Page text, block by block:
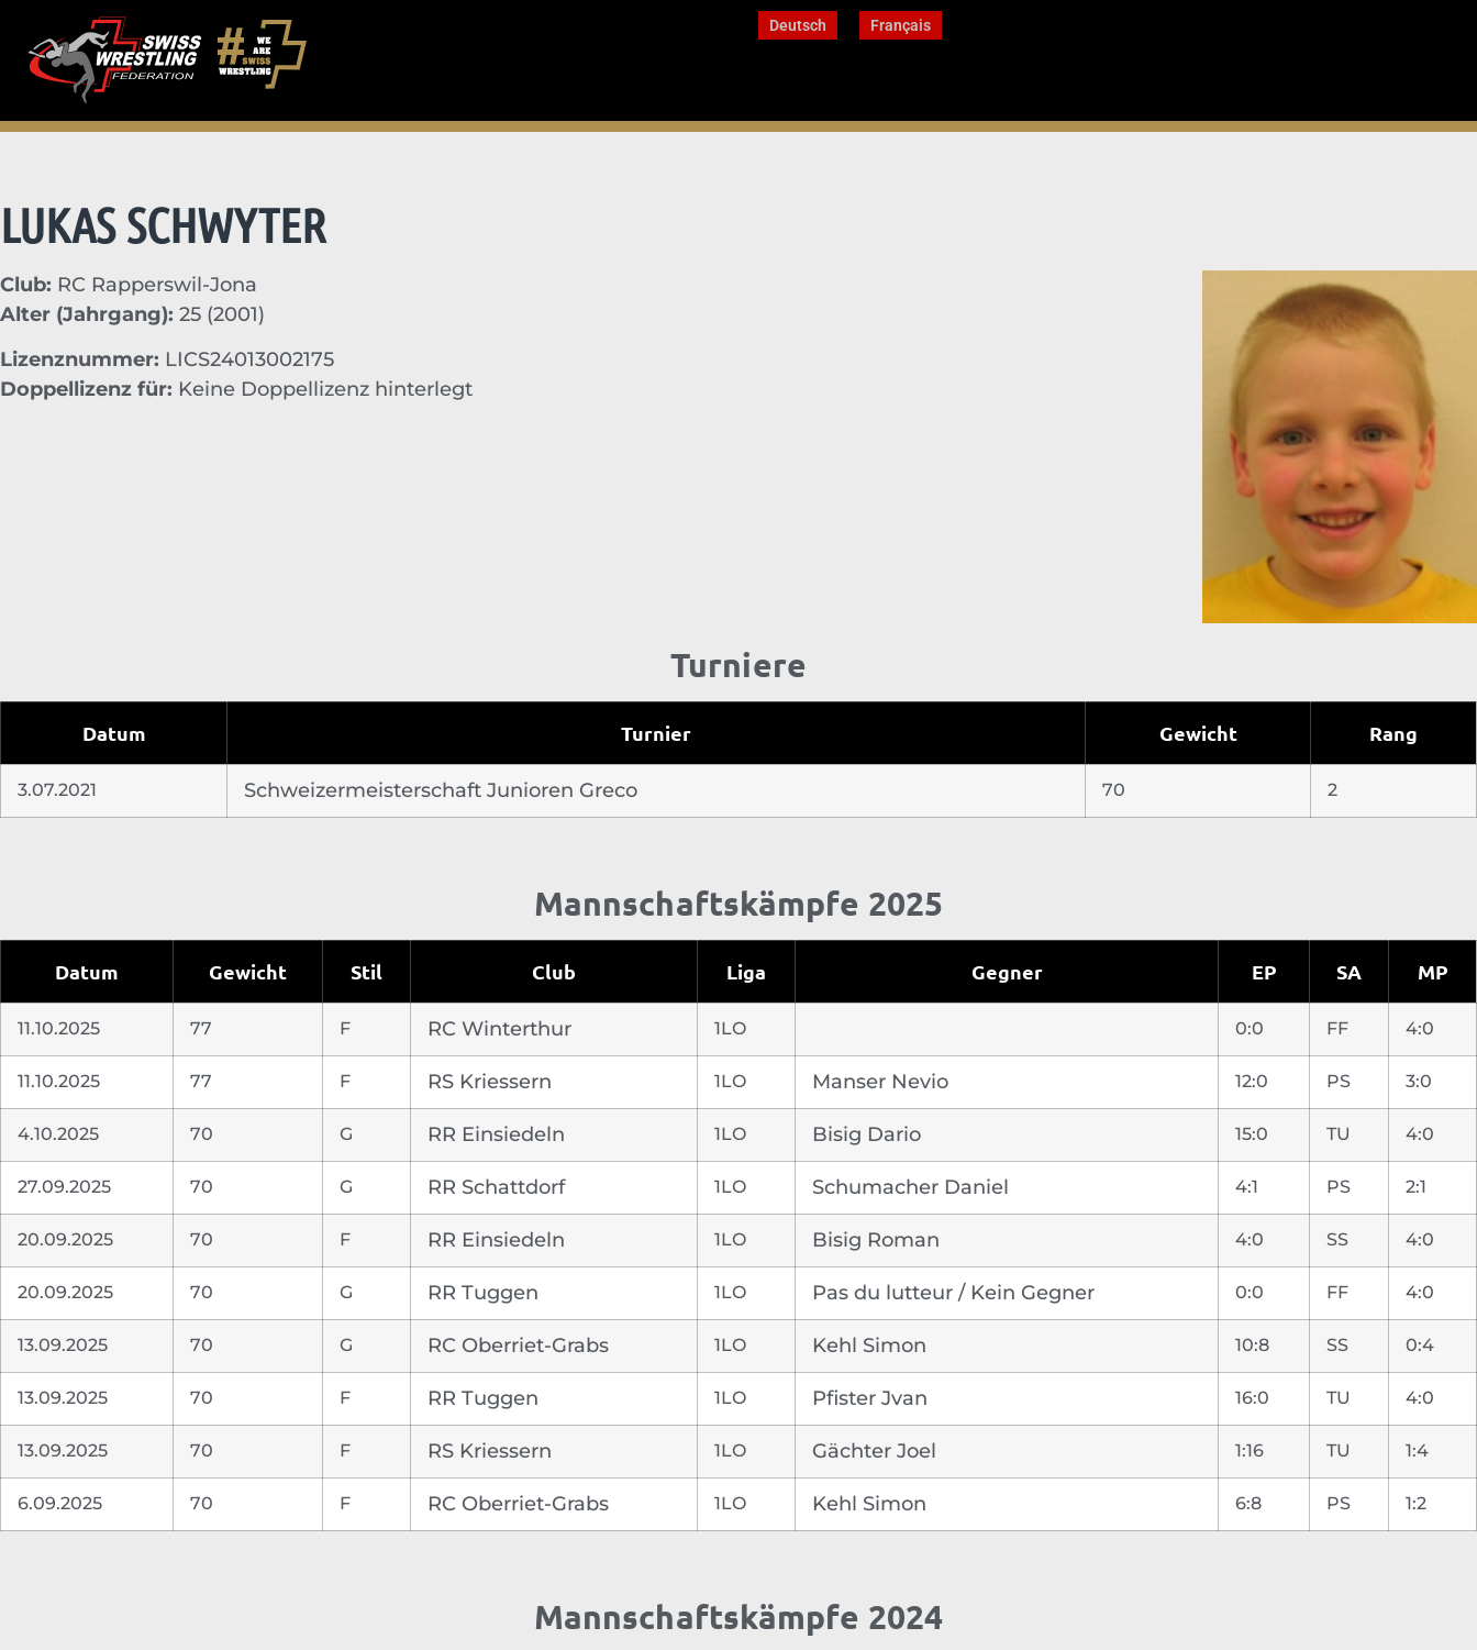
Deutsch Français
LUKAS SCHWYTER
Club: RC Rapperswil-Jona
Alter (Jahrgang): 25 (2001)
Lizenznummer: LICS24013002175
Doppellizenz für: Keine Doppellizenz hinterlegt
Turniere
Datum Turnier Gewicht Rang
3.07.2021 Schweizermeisterschaft Junioren Greco 70 2
Mannschaftskämpfe 2025
Datum Gewicht Stil Club Liga Gegner EP SA MP
11.10.2025 77 F RC Winterthur 1LO 0:0 FF 4:0
11.10.2025 77 F RS Kriessern 1LO Manser Nevio 12:0 PS 3:0
4.10.2025 70 G RR Einsiedeln 1LO Bisig Dario 15:0 TU 4:0
27.09.2025 70 G RR Schattdorf 1LO Schumacher Daniel 4:1 PS 2:1
20.09.2025 70 F RR Einsiedeln 1LO Bisig Roman 4:0 SS 4:0
20.09.2025 70 G RR Tuggen 1LO Pas du lutteur / Kein Gegner 0:0 FF 4:0
13.09.2025 70 G RC Oberriet-Grabs 1LO Kehl Simon 10:8 SS 0:4
13.09.2025 70 F RR Tuggen 1LO Pfister Jvan 16:0 TU 4:0
13.09.2025 70 F RS Kriessern 1LO Gächter Joel 1:16 TU 1:4
6.09.2025 70 F RC Oberriet-Grabs 1LO Kehl Simon 6:8 PS 1:2
Mannschaftskämpfe 2024